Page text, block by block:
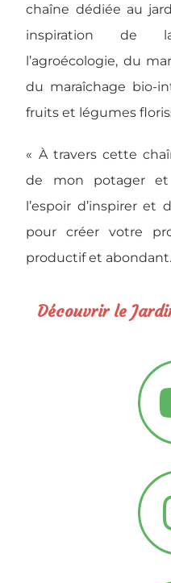
chaîne dédiée au
inspiration de
l’agroécologie, du
du maraîchage bio-
fruits et légumes
« À travers cette
de mon potager et
l’espoir d’inspirer et
pour créer votre
productif et
Découvrir le